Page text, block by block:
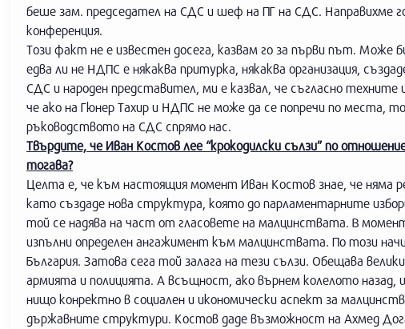
беше зам. председател на СДС и шеф на ПГ на СДС. Направихме
конференция.
Този факт не е известен досега, казвам го за първи път.
едва ли не НДПС е някаква притурка, някаква организация,
СДС и народен представител, ми е казвал, че съгласно
че ако на Гюнер Тахир и НДПС не може да се попречи по места,
ръководството на СДС спрямо нас.
Твърдите, че Иван Костов лее “крокодилски сълзи” по
тогава?
Целта е, че към настоящия момент Иван Костов знае, че няма
като създаде нова структура, която до парламентарните
той се надява на част от гласовете на малцинствата. В
изпълни определен ангажимент към малцинствата. По този
България. Затова сега той залага на тези сълзи. Обещава
армията и полицията. А всъщност, ако върнем колелото назад,
нищо конректно в социален и икономически аспект за
държавните структури. Костов даде възможност на Ахмед